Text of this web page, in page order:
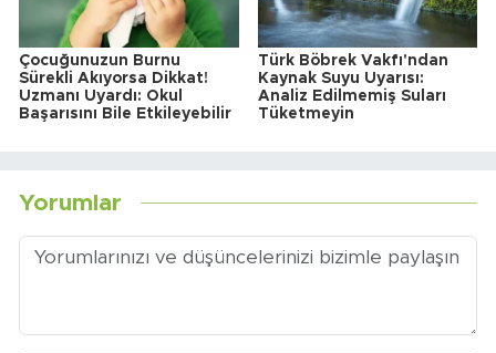
Çocuğunuzun Burnu
Sürekli Akıyorsa Dikkat!
Uzmanı Uyardı: Okul
Başarısını Bile Etkileyebilir
Türk Böbrek Vakfı'ndan
Kaynak Suyu Uyarısı:
Analiz Edilmemiş Suları
Tüketmeyin
Yorumlar